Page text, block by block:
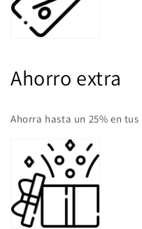
Ahorro extra
Ahorra hasta un 25% en